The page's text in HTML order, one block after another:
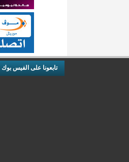
تابعونا على الفيس بوك